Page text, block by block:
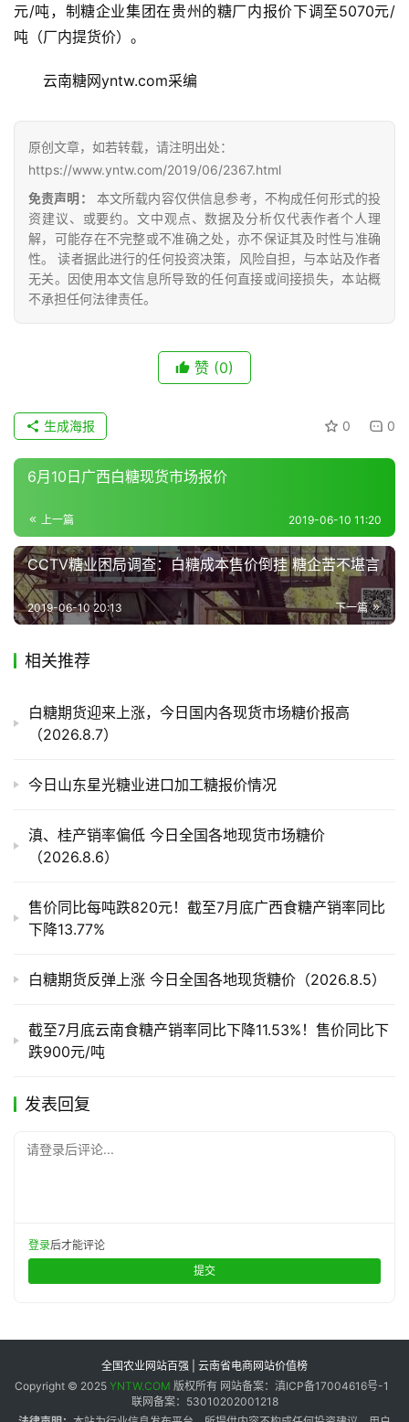
首
页
网
公
众
号
现
专
地
区
频
道
产
链
产
运
元/吨，制糖企业集团在贵州的糖厂内报价下调至5070元/
吨（厂内提货价）。
云南糖网yntw.com采编
原创文章，如若转载，请注明出处：
https://www.yntw.com/2019/06/2367.html
免责声明：
本文所载内容仅供信息参考，不构成任何形式的投
资建议、或要约。文中观点、数据及分析仅代表作者个人理
解，可能存在不完整或不准确之处，亦不保证其及时性与准确
性。 读者据此进行的任何投资决策，风险自担，与本站及作者
无关。因使用本文信息所导致的任何直接或间接损失，本站概
不承担任何法律责任。
赞 (0)
0 0
生成海报
6月10日广西白糖现货市场报价
上一篇 2019-06-10 11:20
CCTV糖业困局调查：白糖成本售价倒挂 糖企苦不堪言
下一篇
2019-06-10 20:13
相关推荐
白糖期货迎来上涨，今日国内各现货市场糖价报高
（2026.8.7）
今日山东星光糖业进口加工糖报价情况
滇、桂产销率偏低 今日全国各地现货市场糖价
（2026.8.6）
售价同比每吨跌820元！截至7月底广西食糖产销率同比
下降13.77%
白糖期货反弹上涨 今日全国各地现货糖价（2026.8.5）
截至7月底云南食糖产销率同比下降11.53%！售价同比下
跌900元/吨
发表回复
请登录后评论...
登录后才能评论
提交
全国农业网站百强 | 云南省电商网站价值榜
Copyright © 2025 YNTW.COM 版权所有 网站备案：滇ICP备17004616号-1
联网备案：53010202001218